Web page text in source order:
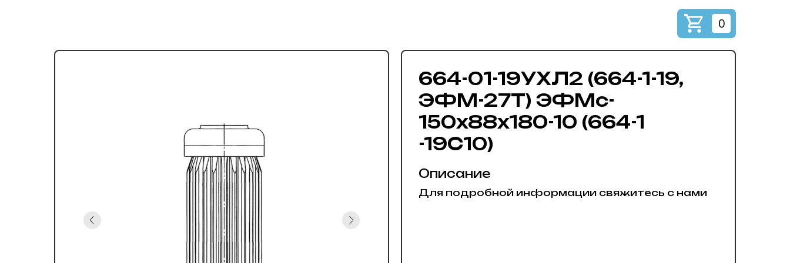
0
664-01-19УХЛ2 (664-1-19,
ЭФМ-27Т) ЭФМс-
150x88x180-10 (664-1
-19С10)
Описание
Для подробной информации свяжитесь с нами